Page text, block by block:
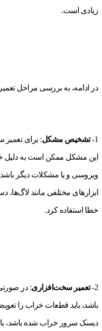
زیادی است.
در ادامه، به بررسی مراحل
1- تشخیص مشکل: برای تعمیر
این مشکل ممکن است به دلیل
ویروسی و یا مشکلات دیگر
ابزارهای مختلفی مانند
خطا استفاده کرد.
2- تعمیر سخت‌افزاری: در
باشد، باید قطعات خراب را
دیسک سرور خراب شده باشد،